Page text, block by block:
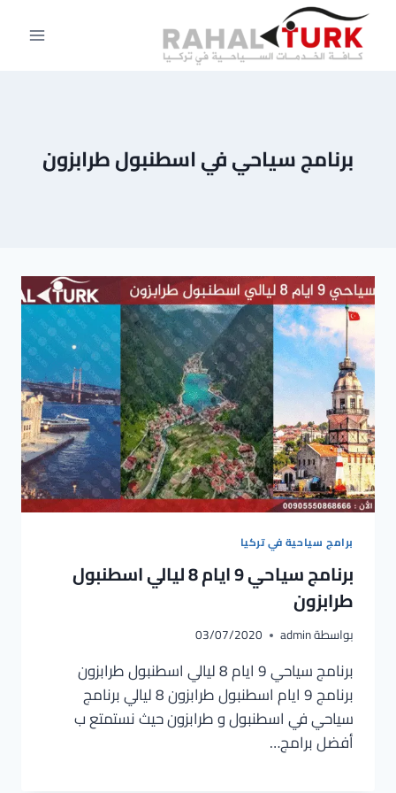
التجاوز
المحتوى
برنامج سياحي في اسطنبول طرابزون
برامج سياحية في تركيا
برنامج سياحي 9 ايام 8 ليالي اسطنبول
طرابزون
بواسطةadmin
03/07/2020
برنامج سياحي 9 ايام 8 ليالي اسطنبول طرابزون
برنامج 9 ايام اسطنبول طرابزون 8 ليالي برنامج
سياحي في اسطنبول و طرابزون حيث نستمتع ب
أفضل برامج…